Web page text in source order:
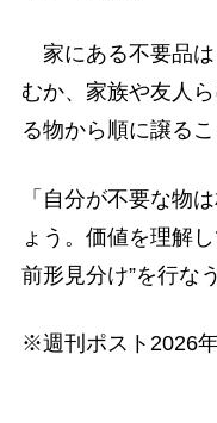
家にある不要品は
むか、家族や友人
る物から順に譲る
「自分が不要な物
ょう。価値を理解
前形見分け”を行な
※週刊ポスト2026